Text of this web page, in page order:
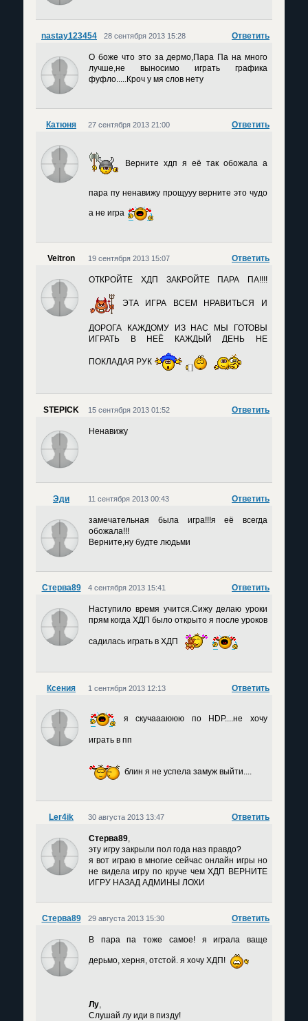
nastay123454 Ответить
28 сентября 2013 15:28
О боже что это за дермо,Пара Па на много
лучше,не выносимо играть графика
фуфло.....Кроч у мя слов нету
Катюня Ответить
27 сентября 2013 21:00
Верните хдп я её так обожала а
пара пу ненавижу прощууу верните это чудо
а не игра
Veitron Ответить
19 сентября 2013 15:07
ОТКРОЙТЕ ХДП ЗАКРОЙТЕ ПАРА ПА!!!!
ЭТА ИГРА ВСЕМ НРАВИТЬСЯ И
ДОРОГА КАЖДОМУ ИЗ НАС МЫ ГОТОВЫ
ИГРАТЬ В НЕЁ КАЖДЫЙ ДЕНЬ НЕ
ПОКЛАДАЯ РУК
STEPICK Ответить
15 сентября 2013 01:52
Ненавижу
Эди Ответить
11 сентября 2013 00:43
замечательная была игра!!!я её всегда
обожала!!!
Верните,ну будте людьми
Стерва89 Ответить
4 сентября 2013 15:41
Наступило время учится.Сижу делаю уроки
прям когда ХДП было открыто я после уроков
садилась играть в ХДП
Ксения Ответить
1 сентября 2013 12:13
я скучаааююю по HDP....не хочу
играть в пп
блин я не успела замуж выйти....
Ler4ik Ответить
30 августа 2013 13:47
Стерва89,
эту игру закрыли пол года наз правдо?
я вот играю в многие сейчас онлайн игры но
не видела игру по круче чем ХДП ВЕРНИТЕ
ИГРУ НАЗАД АДМИНЫ ЛОХИ
Стерва89 Ответить
29 августа 2013 15:30
В пара па тоже самое! я играла ваще
дерьмо, херня, отстой. я хочу ХДП!
Лу,
Слушай лу иди в пизду!